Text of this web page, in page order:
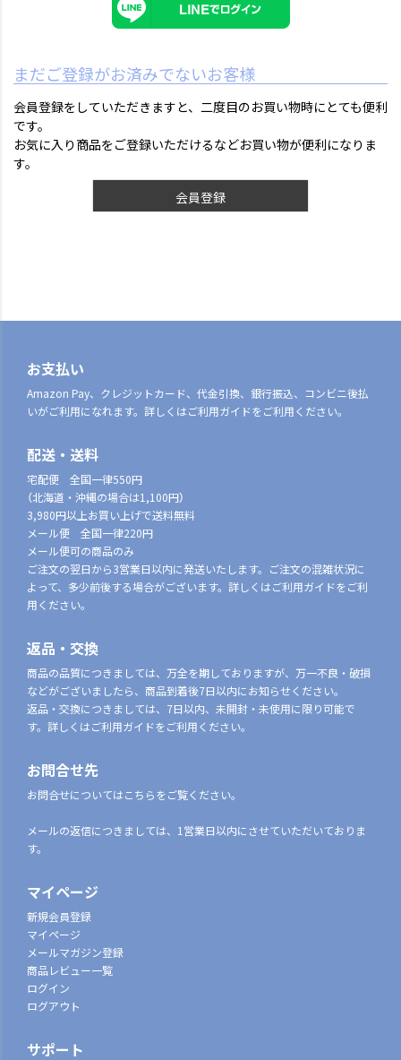
まだご登録がお済みでないお客様
会員登録をしていただきますと、二度目のお買い物時にとても便利
です。
お気に入り商品をご登録いただけるなどお買い物が便利になりま
す。
会員登録
お支払い
Amazon Pay、クレジットカード、代金引換、銀行振込、コンビニ後払
いがご利用になれます。詳しくはご利用ガイドをご利用ください。
配送・送料
宅配便 全国一律550円
（北海道・沖縄の場合は1,100円）
3,980円以上お買い上げで送料無料
メール便 全国一律220円
メール便可の商品のみ
ご注文の翌日から3営業日以内に発送いたします。ご注文の混雑状況に
よって、多少前後する場合がございます。詳しくはご利用ガイドをご利
用ください。
返品・交換
商品の品質につきましては、万全を期しておりますが、万一不良・破損
などがございましたら、商品到着後7日以内にお知らせください。
返品・交換につきましては、7日以内、未開封・未使用に限り可能で
す。詳しくはご利用ガイドをご利用ください。
お問合せ先
お問合せについてはこちらをご覧ください。
メールの返信につきましては、1営業日以内にさせていただいておりま
す。
マイページ
新規会員登録
マイページ
メールマガジン登録
商品レビュー一覧
ログイン
ログアウト
サポート